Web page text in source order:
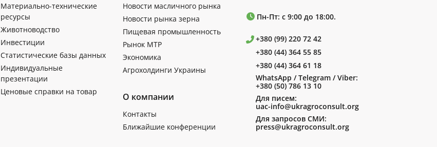
Материально-технические
ресурсы
Животноводство
Инвестиции
Статистические базы данных
Индивидуальные
презентации
Ценовые справки на товар
Новости масличного рынка
Новости рынка зерна
Пищевая промышленность
Рынок МТР
Экономика
Агрохолдинги Украины
О компании
Контакты
Ближайшие конференции
Пн-Пт: с 9:00 до 18:00.
+380 (99) 220 72 42
+380 (44) 364 55 85
+380 (44) 364 61 18
WhatsApp / Telegram / Viber:
+380 (50) 786 13 10
Для писем:
uac-info@ukragroconsult.org
Для запросов СМИ:
press@ukragroconsult.org